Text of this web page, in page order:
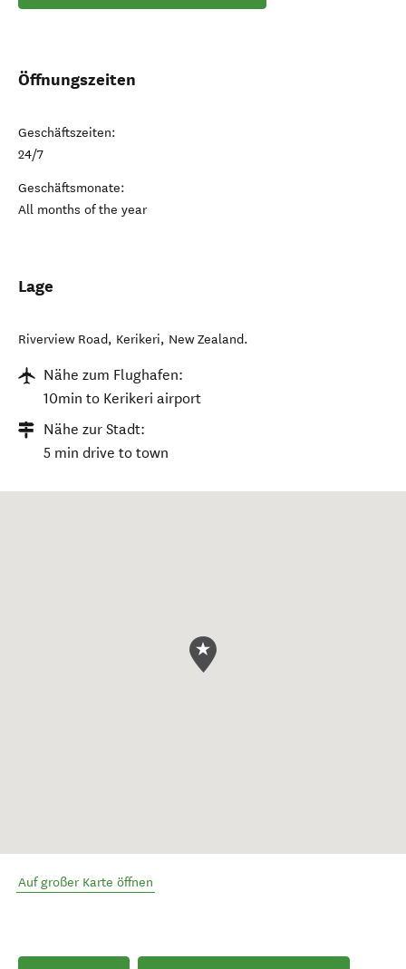
Öffnungszeiten
Geschäftszeiten:
24/7
Geschäftsmonate:
All months of the year
Lage
Riverview Road, Kerikeri, New Zealand.
Nähe zum Flughafen:
10min to Kerikeri airport
Nähe zur Stadt:
5 min drive to town
Auf großer Karte öffnen